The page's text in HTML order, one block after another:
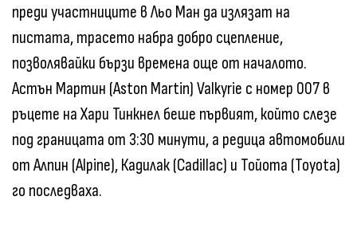
преди участниците в Льо Ман да излязат на
пистата, трасето набра добро сцепление,
позволявайки бързи времена още от началото.
Астън Мартин (Aston Martin) Valkyrie с номер 007 в
ръцете на Хари Тинкнел беше първият, който слезе
под границата от 3:30 минути, а редица автомобили
от Алпин (Alpine), Кадилак (Cadillac) и Тойота (Toyota)
го последваха.